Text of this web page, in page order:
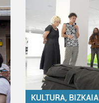
KULTURA, BIZKAIA